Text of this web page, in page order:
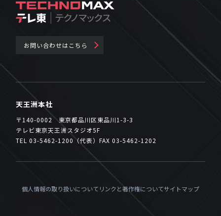
お問い合わせはこちら
天王洲本社
〒140-0002 東京都品川区東品川1-3-3
テレビ東京天王洲スタジオ5F
TEL 03-5462-1200（代表）FAX 03-5462-1202
個人情報の取り扱いについて リンクと著作権についてサイトマップ